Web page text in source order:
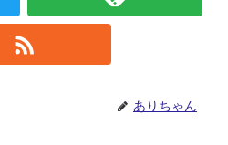
ありちゃん